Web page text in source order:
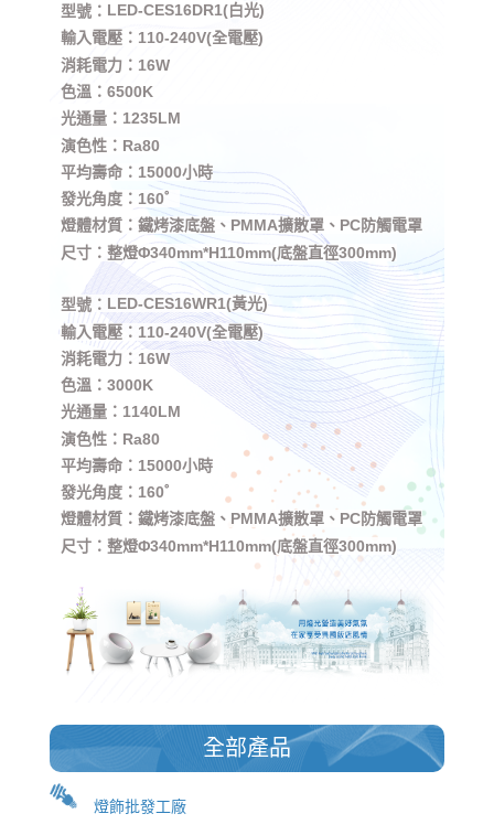
型號： LED-CES16DR1(白光)
輸入電壓：110-240V(全電壓)
消耗電力：16W
色溫：6500K
光通量：1235LM
演色性：Ra80
平均壽命：15000小時
發光角度：160゜
燈體材質：鐵烤漆底盤、PMMA擴散罩、PC防觸電罩
尺寸：整燈Φ340mm*H110mm(底盤直徑300mm)
型號： LED-CES16WR1(黃光)
輸入電壓：110-240V(全電壓)
消耗電力：16W
色溫：3000K
光通量：1140LM
演色性：Ra80
平均壽命：15000小時
發光角度：160゜
燈體材質：鐵烤漆底盤、PMMA擴散罩、PC防觸電罩
尺寸：整燈Φ340mm*H110mm(底盤直徑300mm)
全部產品
燈飾批發工廠